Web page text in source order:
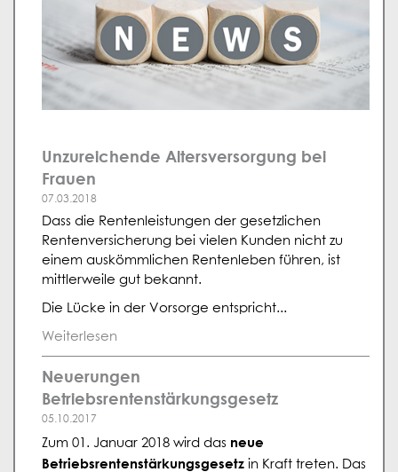
Unzureichende Altersversorgung bei
Frauen
07.03.2018
Dass die Rentenleistungen der gesetzlichen
Rentenversicherung bei vielen Kunden nicht zu
einem auskömmlichen Rentenleben führen, ist
mittlerweile gut bekannt.
Die Lücke in der Vorsorge entspricht...
Weiterlesen
Neuerungen
Betriebsrentenstärkungsgesetz
05.10.2017
Zum 01. Januar 2018 wird das neue
Betriebsrentenstärkungsgesetz in Kraft treten. Das